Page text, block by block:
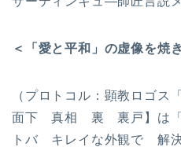
＜「愛と平和」の虚像を焼
（プロトコル：顕教ロゴ
面下 真相 裏 裏戸】は「
トバ キレイな外観で 解決